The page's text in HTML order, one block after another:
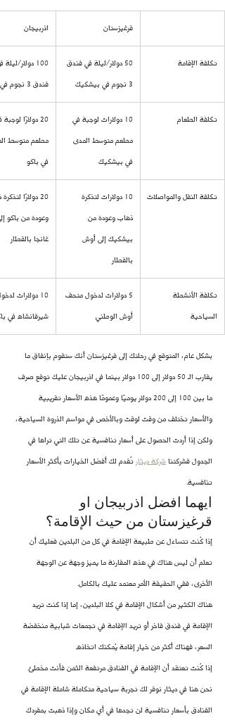
قرغيزستان اذربيجان
تكلفة الإقامة
50 دولار/ليلة في فندق
3 نجوم في بيشكيك
100 دولار/
فندق 3 نجوم في باكو
تكلفة الطعام
10 دولارات لوجبة في
مطعم متوسط ​​المدى
في بيشكيك
20 دولارًا
مطعم متوسط
في باكو
تكلفة النقل والمواصلات
10 دولارات لتذكرة
ذهاب وعودة من
بيشكيك إلى أوش
بالقطار
20 دولارًا
وعودة من باكو
غانجا بالقطار
تكلفة الأنشطة
السياحية
5 دولارات لدخول متحف
أوش الوطني
10 دولارات
شيرفانشاه في
بشكل عام، المتوقع في رحلتك إلى قرغيزستان أنك ستقوم بإنفاق ما
يقارب الـ 50 دولار إلى 100 دولار بينما في اذربيجان عليك توقع صرف
ما بين 100 إلى 200 دولار يوميًا وعمومًا هذه الأسعار تقريبية
والأسعار تختلف من وقت لوقت وبالأخص في مواسم الذروة السياحية،
ولكن إذا أردت الحصول على أسعار تنافسية عن تلك التي تراها في
الجدول فشركتنا شركة ديثار تُقدم لك أفضل الخيارات بأكثر الأسعار
تنافسية.
ايهما افضل اذربيجان او
قرغيزستان من حيث الإقامة؟
إذا كُنت تتساءل عن طبيعة الإقامة في كل من البلدين فعليك أن
تعلم أن ليس هناك في هذه المقارنة ما يميز وجهة عن الوجهة
الأخرى، ففي الحقيقة الأمر معتمد عليك بالكامل.
هناك الكثير من أشكال الإقامة في كلا البلدين، إما إذا كنت تريد
الإقامة في فندق فاخر أو تريد الإقامة في تجمعات شبابية منخفضة
السعر، فهناك أكثر من خيار إقامة يُمكنك اتخاذه.
إذا كُنت تعتقد أن الإقامة في الفنادق مرتفعة الثمن فأنت مخطئ.
نحن هنا في ديثار نوفر لك تجربة سياحية متكاملة شاملة الإقامة في
الفنادق بأسعار تنافسية لن تجدها في أي مكان وإذا ذهبت بمفردك